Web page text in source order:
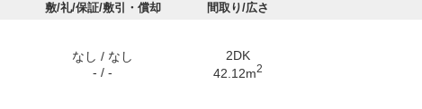
敷/礼/保証/敷引・償却 間取り/広さ
なし / なし
- / -
2DK
42.12m2